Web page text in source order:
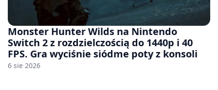
Monster Hunter Wilds na Nintendo
Switch 2 z rozdzielczością do 1440p i 40
FPS. Gra wyciśnie siódme poty z konsoli
6 sie 2026